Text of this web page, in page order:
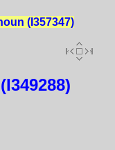
(I357347)